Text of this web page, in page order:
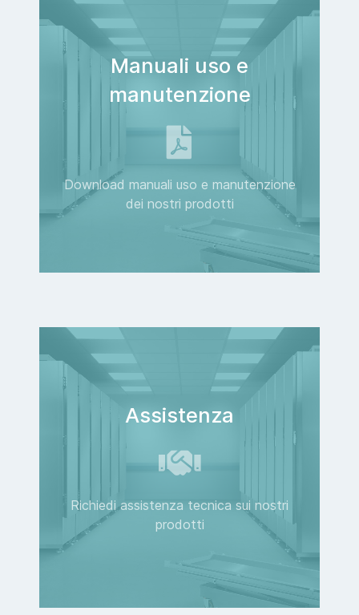
Manuali uso e
manutenzione
Download manuali uso e manutenzione
dei nostri prodotti
Assistenza
Richiedi assistenza tecnica sui nostri
prodotti